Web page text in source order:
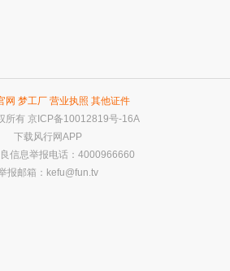
网 梦工厂 营业执照 其他证件
所有 京ICP备10012819号-16A
下载风行网APP
信息举报电话：4000966660
报邮箱： kefu@fun.tv